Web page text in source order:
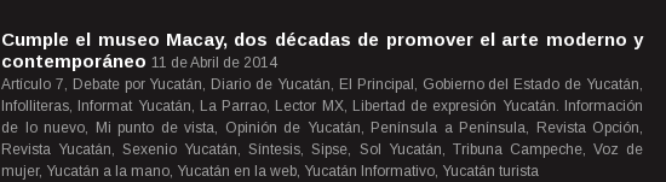
Cumple el museo Macay, dos décadas de promover el arte moderno y
contemporáneo 11 de Abril de 2014
Artículo 7, Debate por Yucatán, Diario de Yucatán, El Principal, Gobierno del Estado de Yucatán,
Infolliteras, Informat Yucatán, La Parrao, Lector MX, Libertad de expresión Yucatán. Información
de lo nuevo, Mi punto de vista, Opinión de Yucatán, Península a Península, Revista Opción,
Revista Yucatán, Sexenio Yucatán, Síntesis, Sipse, Sol Yucatán, Tribuna Campeche, Voz de
mujer, Yucatán a la mano, Yucatán en la web, Yucatán Informativo, Yucatán turista